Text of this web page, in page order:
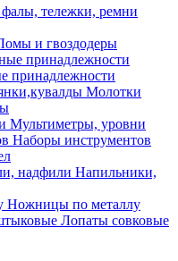
тележки, ремни
и гвоздодеры
принадлежности
Молотки
Мультиметры, уровни
Наборы инструментов
Напильники,
Ножницы по металлу
Лопаты совковые